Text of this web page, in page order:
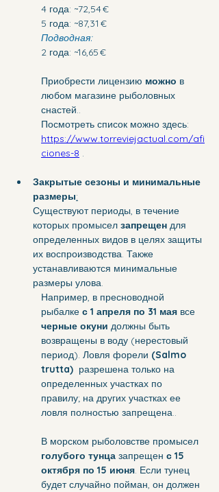
4 года: ~72,54 €
5 года: ~87,31 €
Подводная:
2 года: ~16,65 €
Приобрести лицензию можно в
любом магазине рыболовных
снастей..
Посмотреть список можно здесь:
https://www.torreviejactual.com/afi
ciones-8
Закрытые сезоны и минимальные
размеры:
Существуют периоды, в течение
которых промысел запрещен для
определенных видов в целях защиты
их воспроизводства. Также
устанавливаются минимальные
размеры улова.
Например, в пресноводной
рыбалке с 1 апреля по 31 мая все
черные окуни должны быть
возвращены в воду (нерестовый
период). Ловля форели (Salmo
trutta) разрешена только на
определенных участках по
правилу; на других участках ее
ловля полностью запрещена..
В морском рыболовстве промысел
голубого тунца запрещен с 15
октября по 15 июня . Если тунец
будет случайно пойман, он должен